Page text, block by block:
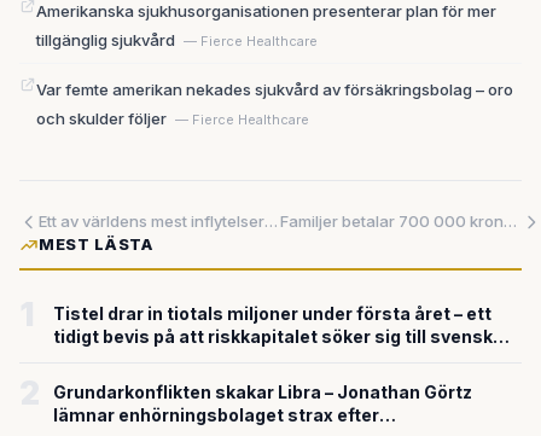
Amerikanska sjukhusorganisationen presenterar plan för mer
tillgänglig sjukvård — Fierce Healthcare
Var femte amerikan nekades sjukvård av försäkringsbolag – oro
och skulder följer — Fierce Healthcare
Ett av världens mest inflytelserika advokatbolag bygger gemensam AI med Palantir — ett tecken på att även juridiken nu omvandlas
Familjer betalar 700 000 kronor om året för en 'AI-skola' – men myndigheten godkänner den inte som skola
MEST LÄSTA
Tistel drar in tiotals miljoner under första året – ett
tidigt bevis på att riskkapitalet söker sig till svensk
Grundarkonflikten skakar Libra – Jonathan Görtz
lämnar enhörningsbolaget strax efter